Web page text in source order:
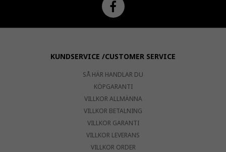
KUNDSERVICE /CUSTOMER SERVICE
SÅ HÄR HANDLAR DU
KÖPGARANTI
VILLKOR ALLMÄNNA
VILLKOR BETALNING
VILLKOR GARANTI
VILLKOR LEVERANS
VILLKOR ORDER